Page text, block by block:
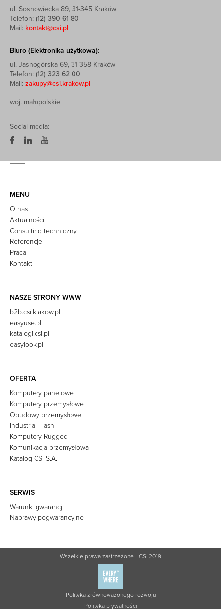
ul. Sosnowiecka 89, 31-345 Kraków
Telefon: (12) 390 61 80
Mail: kontakt@csi.pl
Biuro (Elektronika użytkowa):
ul. Jasnogórska 69, 31-358 Kraków
Telefon: (12) 323 62 00
Mail: zakupy@csi.krakow.pl
woj. małopolskie
Social media:
MENU
O nas
Aktualności
Consulting techniczny
Referencje
Praca
Kontakt
NASZE STRONY WWW
b2b.csi.krakow.pl
easyuse.pl
katalogi.csi.pl
easylook.pl
OFERTA
Komputery panelowe
Komputery przemysłowe
Obudowy przemysłowe
Industrial Flash
Komputery Rugged
Komunikacja przemysłowa
Katalog CSI S.A.
SERWIS
Warunki gwarancji
Naprawy pogwarancyjne
Wszelkie prawa zastrzeżone - CSI 2019
Polityka zrównoważonego rozwoju
Polityka prywatności